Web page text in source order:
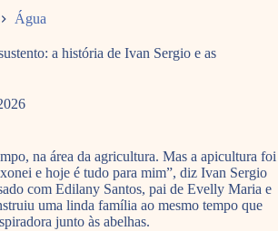
Água
a história de Ivan Sergio e as
na área da agricultura. Mas a apicultura foi
e hoje é tudo para mim”, diz Ivan Sergio
com Edilany Santos, pai de Evelly Maria e
uma linda família ao mesmo tempo que
junto às abelhas.